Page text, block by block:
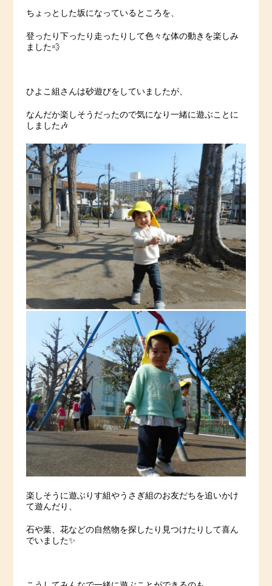
ちょっとした坂になっているところを、
登ったり下ったり走ったりして色々な体の動きを楽しみ
ました💨
ひよこ組さんは砂遊びをしていましたが、
なんだか楽しそうだったので気になり一緒に遊ぶことに
しました🎶
楽しそうに遊ぶりす組やうさぎ組のお友だちを追いかけ
て遊んだり、
石や葉、花などの自然物を探したり見つけたりして喜ん
でいました✨